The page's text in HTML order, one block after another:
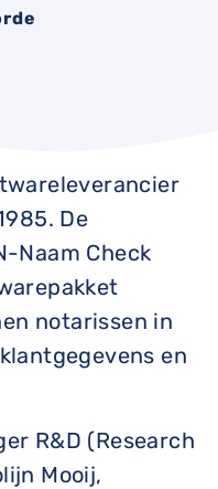
De
Naam Check
notarissen in
en
R&D (Research
Mooij,